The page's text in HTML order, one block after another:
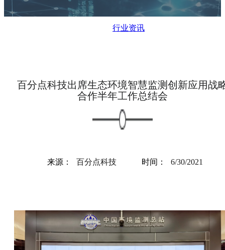
行业资讯
百分点科技出席生态环境智慧监测创新应用战
合作半年工作总结会
来源： 百分点科技 时间： 6/30/2021